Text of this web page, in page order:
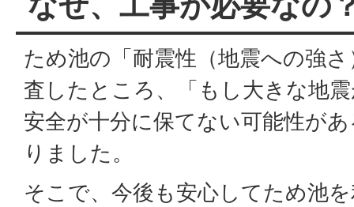
ため池の「耐震性（地震への強
査したところ、「もし大きな地
安全が十分に保てない可能性が
りました。
そこで、今後も安心してため池